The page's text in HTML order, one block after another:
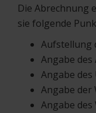
Die Abrechnung
sie folgende
Aufstellung
Angabe
Angabe des
Angabe der
Angabe